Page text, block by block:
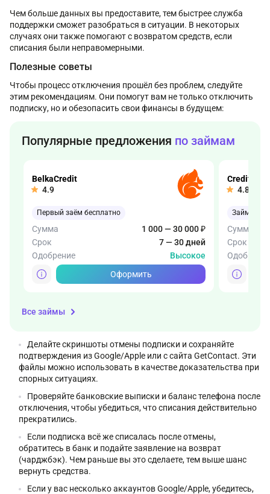
Чем больше данных вы предоставите, тем быстрее служба
поддержки сможет разобраться в ситуации. В некоторых
случаях они также помогают с возвратом средств, если
списания были неправомерными.
Полезные советы
Чтобы процесс отключения прошёл без проблем, следуйте
этим рекомендациям. Они помогут вам не только отключить
подписку, но и обезопасить свои финансы в будущем:
Популярные предложения по займам
BelkaCredit
4.9
Первый заём бесплатно
Сумма
1 000 — 30 000 ₽
Срок
7 — 30 дней
Одобрение
Высокое
Оформить
Creditter
4.8
Займ
Сумма
Срок
Одобрение
Все займы
Делайте скриншоты отмены подписки и сохраняйте
подтверждения из Google/Apple или с сайта GetContact. Эти
файлы можно использовать в качестве доказательства при
спорных ситуациях.
Проверяйте банковские выписки и баланс телефона после
отключения, чтобы убедиться, что списания действительно
прекратились.
Если подписка всё же списалась после отмены,
обратитесь в банк и подайте заявление на возврат
(чарджбэк). Чем раньше вы это сделаете, тем выше шанс
вернуть средства.
Если у вас несколько аккаунтов Google/Apple, убедитесь,